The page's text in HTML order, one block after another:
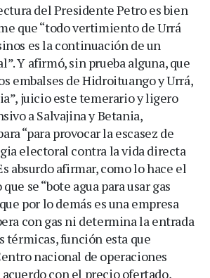
del Presidente Petro es bien
que “todo vertimiento de Urrá
es la continuación de un
Y afirmó, sin prueba alguna, que
embalses de Hidroituango y Urrá,
juicio este temerario y ligero
a Salvajina y Betania,
“para provocar la escasez de
electoral contra la vida directa
absurdo afirmar, como lo hace el
se “bote agua para usar gas
por lo demás es una empresa
con gas ni determina la entrada
térmicas, función esta que
nacional de operaciones
acuerdo con el precio ofertado,